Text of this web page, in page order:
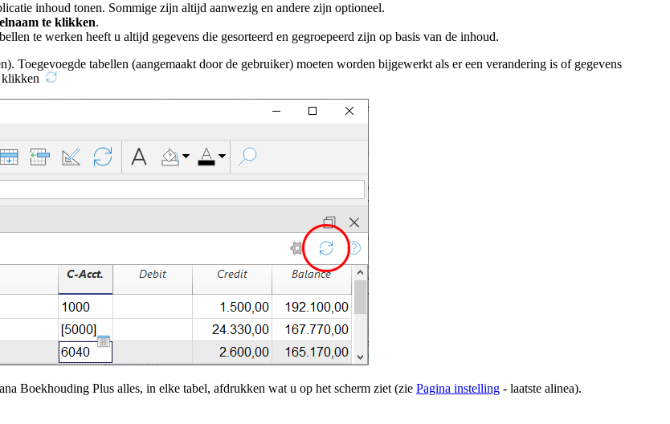
inhoud tonen. Sommige zijn altijd aanwezig en andere zijn optioneel.
te klikken.
te werken heeft u altijd gegevens die gesorteerd en gegroepeerd zijn op basis van de inhoud.
Toegevoegde tabellen (aangemaakt door de gebruiker) moeten worden bijgewerkt als er een verandering is of gegevens
klikken
Boekhouding Plus alles, in elke tabel, afdrukken wat u op het scherm ziet (zie Pagina instelling - laatste alinea).